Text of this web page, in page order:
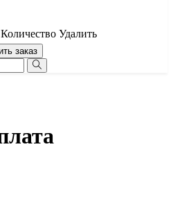
Количество Удалить
заказ